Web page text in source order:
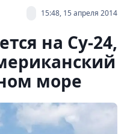
15:48, 15 апреля 2014
на Су-24,
море